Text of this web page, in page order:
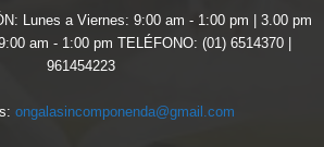
Lunes a Viernes: 9:00 am - 1:00 pm | 3.00 pm
am - 1:00 pm TELÉFONO: (01) 6514370 |
961454223
ongalasincomponenda@gmail.com